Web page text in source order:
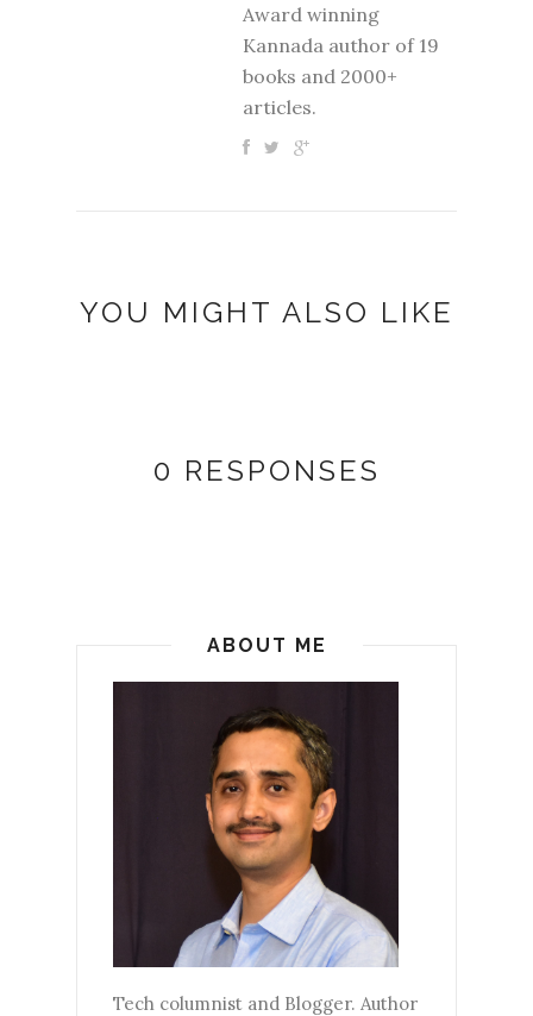
Award winning
Kannada author of 19
books and 2000+
articles.
YOU MIGHT ALSO LIKE
0 RESPONSES
ABOUT ME
Tech columnist and Blogger. Author